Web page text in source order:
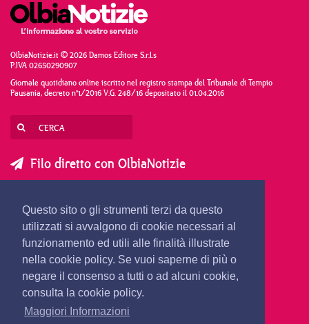
Questo sito o gli strumenti terzi da questo
utilizzati si avvalgono di cookie necessari al
funzionamento ed utili alle finalità illustrate
nella cookie policy. Se vuoi saperne di più o
negare il consenso a tutti o ad alcuni cookie,
consulta la cookie policy.
Maggiori Informazioni
OlbiaNotizie.it © 2026 Damos Editore S.r.l.s
P.IVA 02650290907
Giornale quotidiano online iscritto nel registro stampa del Tribunale di Tempio
Pausania, decreto n°1/2016 V.G. 248/16 depositato il 01.04.2016
Filo diretto con OlbiaNotizie
SEGNALA UNA NOTIZIA
SEGNALA UN EVENTO
redazione@olbianotizie.it